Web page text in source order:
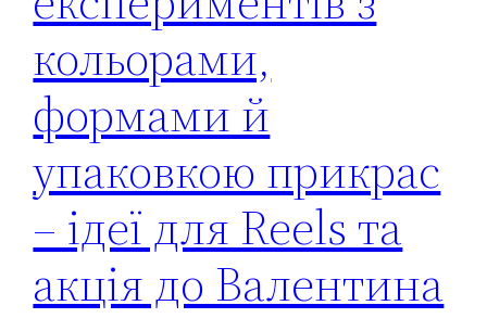
кольорами,
формами й
упаковкою прикрас
– ідеї для Reels та
акція до Валентина